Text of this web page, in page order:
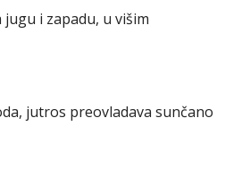
i zapadu, u višim
jutros preovladava sunčano